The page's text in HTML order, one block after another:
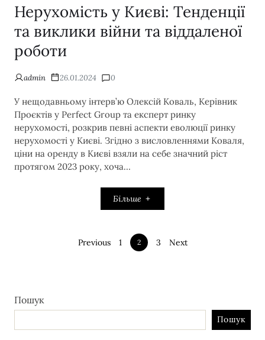
Нерухомість у Києві: Тенденції
та виклики війни та віддаленої
роботи
admin 26.01.2024 0
У нещодавньому інтерв’ю Олексій Коваль, Керівник
Проєктів у Perfect Group та експерт ринку
нерухомості, розкрив певні аспекти еволюції ринку
нерухомості у Києві. Згідно з висловленнями Коваля,
ціни на оренду в Києві взяли на себе значний ріст
протягом 2023 року, хоча…
Більше
Previous 1 2 3 Next
Пошук
Пошук